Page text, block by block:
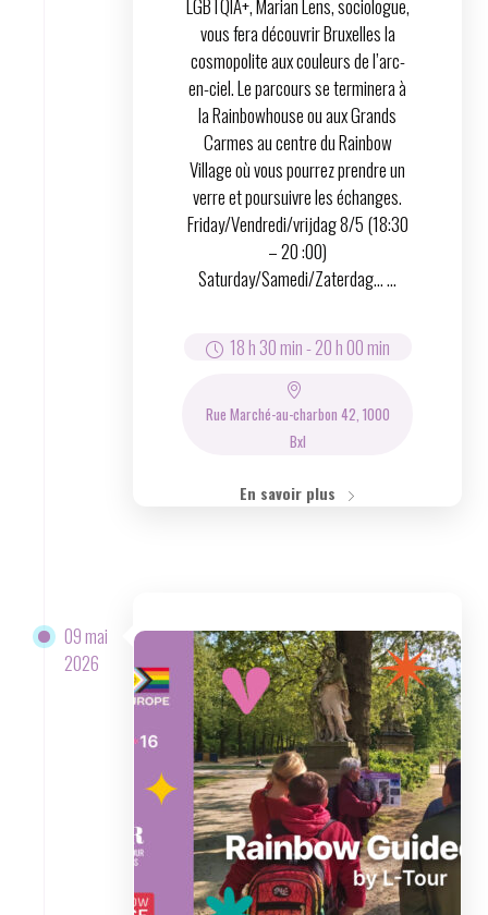
LGBTQIA+, Marian Lens, sociologue,
vous fera découvrir Bruxelles la
cosmopolite aux couleurs de l’arc-
en-ciel. Le parcours se terminera à
la Rainbowhouse ou aux Grands
Carmes au centre du Rainbow
Village où vous pourrez prendre un
verre et poursuivre les échanges.
Friday/Vendredi/vrijdag 8/5 (18:30
– 20 :00)
Saturday/Samedi/Zaterdag… ...
18 h 30 min-20 h 00 min
Rue Marché-au-charbon 42, 1000
Bxl
En savoir plus
09 mai
2026